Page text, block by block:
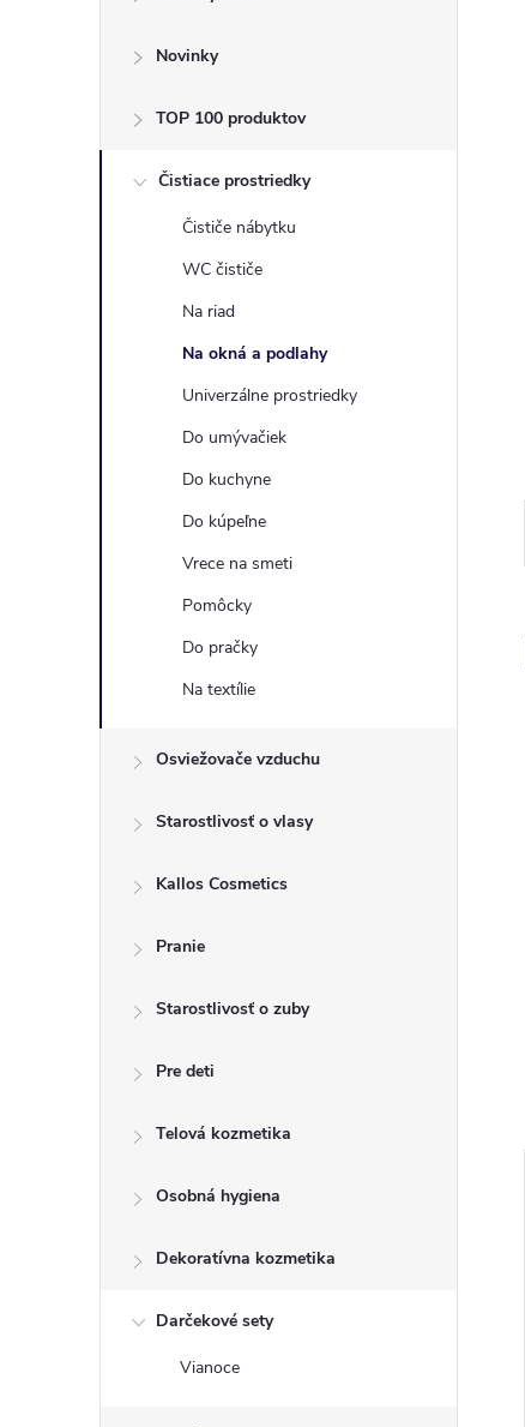
a
Novinky
TOP 100 produktov
Čistiace prostriedky
Čističe nábytku
WC čističe
Na riad
Na okná a podlahy
Univerzálne prostriedky
Do umývačiek
Do kuchyne
Do kúpeľne
Vrece na smeti
Pomôcky
Do pračky
Na textílie
Osviežovače vzduchu
Starostlivosť o vlasy
Kallos Cosmetics
Pranie
Starostlivosť o zuby
Pre deti
Telová kozmetika
Osobná hygiena
Dekoratívna kozmetika
Darčekové sety
Vianoce
NOVINKA